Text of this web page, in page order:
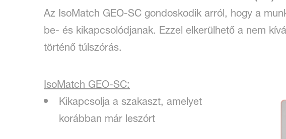
Az IsoMatch GEO-SC gondoskodik arról, hogy a
be- és kikapcsolódjanak. Ezzel elkerülhető a nem
történő túlszórás.
IsoMatch GEO-SC:
Kikapcsolja a szakaszt, amelyet
korábban már leszórt